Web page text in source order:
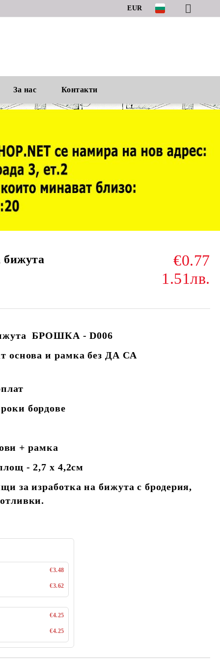
EUR
За нас Контакти
бижута
€0.77
1.51лв.
БРОШКА - D006
основа и рамка без ДА СА
бордове
+ рамка
- 2,7 х 4,2см
за изработка на бижута с бродерия,
€3.48
€3.62
€4.25
€4.25